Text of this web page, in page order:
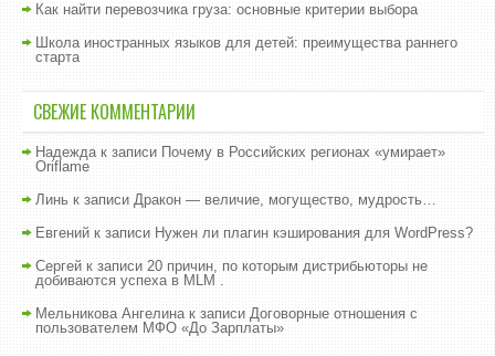
Как найти перевозчика груза: основные критерии выбора
Школа иностранных языков для детей: преимущества раннего
старта
СВЕЖИЕ КОММЕНТАРИИ
Надеждак записи Почему в Российских регионах «умирает»
Oriflame
Линь к записи Дракон — величие, могущество, мудрость…
Евгений к записи Нужен ли плагин кэширования для WordPress?
Сергей к записи 20 причин, по которым дистрибьюторы не
добиваются успеха в MLM .
Мельникова Ангелинак записи Договорные отношения с
пользователем МФО «До Зарплаты»